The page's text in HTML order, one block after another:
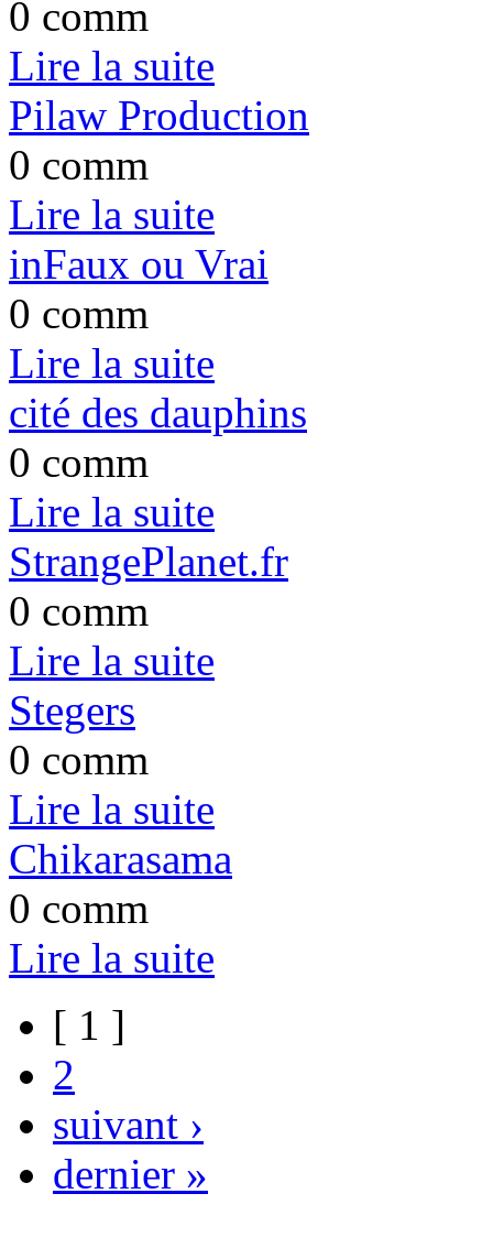
0 comm
Lire la suite
Pilaw Production
0 comm
Lire la suite
inFaux ou Vrai
0 comm
Lire la suite
cité des dauphins
0 comm
Lire la suite
StrangePlanet.fr
0 comm
Lire la suite
Stegers
0 comm
Lire la suite
Chikarasama
0 comm
Lire la suite
[ 1 ]
2
suivant ›
dernier »